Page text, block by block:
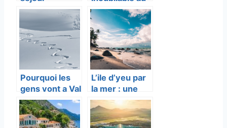
inoubliable a
Tignes : quel
hebergement
choisir ?
Royal Mansour
Marrakech
Pourquoi les
gens vont a Val
d’Isere ?
L’ile d’yeu par
la mer : une
escapade
insulaire
unique